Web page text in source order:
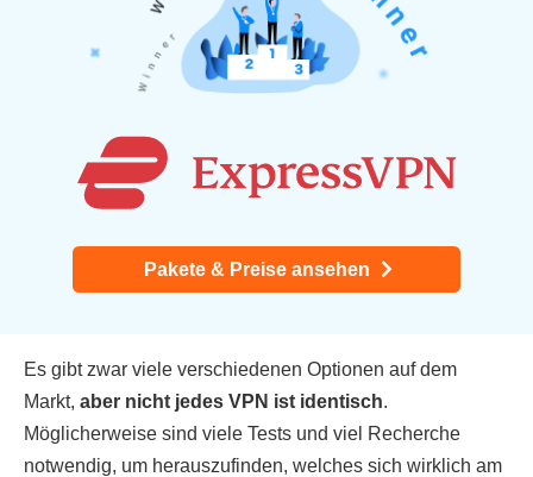
Pakete & Preise ansehen
Es gibt zwar viele verschiedenen Optionen auf dem
Markt, aber nicht jedes VPN ist identisch.
Möglicherweise sind viele Tests und viel Recherche
notwendig, um herauszufinden, welches sich wirklich am